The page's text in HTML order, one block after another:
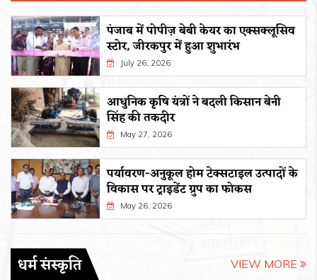
पंजाब में पोपीज़ बेबी केयर का एक्सक्लूसिव
स्टोर, जीरकपुर में हुआ शुभारंभ
July 26, 2026
आधुनिक कृषि यंत्रों ने बदली किसान बेनी
सिंह की तकदीर
May 27, 2026
पर्यावरण-अनुकूल होम टेक्सटाइल उत्पादों के
विकास पर ट्राइडेंट ग्रुप का फोकस
May 26, 2026
धर्म संस्कृति VIEW MORE